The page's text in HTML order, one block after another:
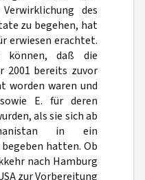
des
zu begehen, hat
erwiesen erachtet.
können, daß die
2001 bereits zuvor
worden waren und
E. für deren
als sie sich ab
in ein
hatten. Ob
nach Hamburg
zur Vorbereitung